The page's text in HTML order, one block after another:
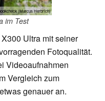
(Marcus Herbrich)
im Test
Ultra mit seiner
Fotoqualität.
Videoaufnahmen
Vergleich zum
genauer an.